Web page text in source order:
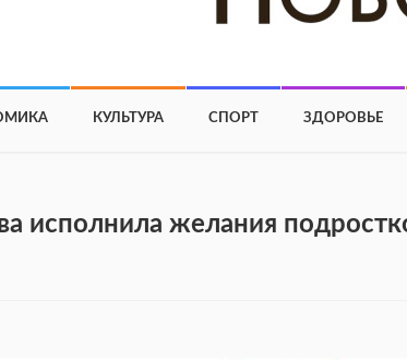
КУЛЬТУРА СПОРТ ЗДОРОВЬЕ
исполнила желания